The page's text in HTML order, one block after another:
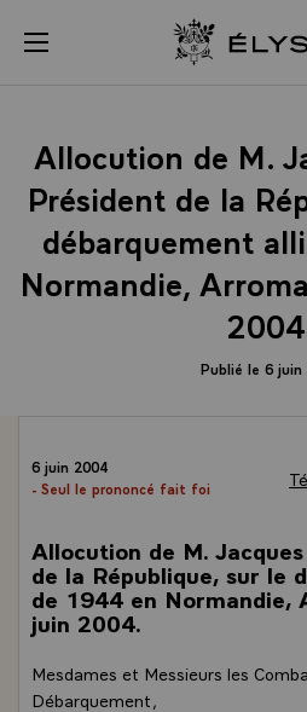
menu
Allocution de M.
Président de la
débarquement
Normandie,
Publié le 6 juin
6 juin 2004
- Seul le prononcé fait foi
Allocution de M.
de la République, sur le
de 1944 en Normandie,
juin 2004.
Mesdames et Messieurs les
Débarquement,
Panneau de gestion des cookies